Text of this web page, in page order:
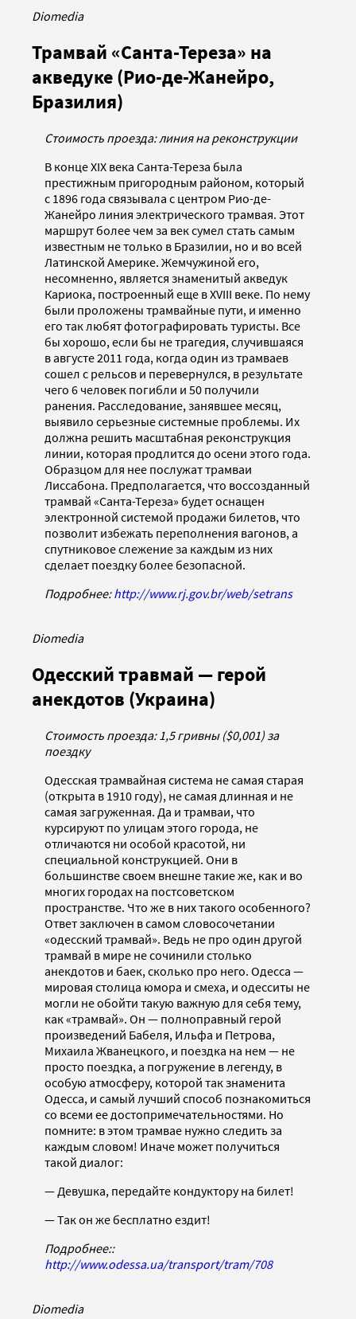
Diomedia
Трамвай «Санта-Тереза» на
акведуке (Рио-де-Жанейро,
Бразилия)
Стоимость проезда: линия на реконструкции
В конце XIX века Санта-Тереза была
престижным пригородным районом, который
с 1896 года связывала с центром Рио-де-
Жанейро линия электрического трамвая. Этот
маршрут более чем за век сумел стать самым
известным не только в Бразилии, но и во всей
Латинской Америке. Жемчужиной его,
несомненно, является знаменитый акведук
Кариока, построенный еще в XVIII веке. По нему
были проложены трамвайные пути, и именно
его так любят фотографировать туристы. Все
бы хорошо, если бы не трагедия, случившаяся
в августе 2011 года, когда один из трамваев
сошел с рельсов и перевернулся, в результате
чего 6 человек погибли и 50 получили
ранения. Расследование, занявшее месяц,
выявило серьезные системные проблемы. Их
должна решить масштабная реконструкция
линии, которая продлится до осени этого года.
Образцом для нее послужат трамваи
Лиссабона. Предполагается, что воссозданный
трамвай «Санта-Тереза» будет оснащен
электронной системой продажи билетов, что
позволит избежать переполнения вагонов, а
спутниковое слежение за каждым из них
сделает поездку более безопасной.
Подробнее:http://www.rj.gov.br/web/setrans
Diomedia
Одесский травмай — герой
анекдотов (Украина)
Стоимость проезда: 1,5 гривны ($0,001) за
поездку
Одесская трамвайная система не самая старая
(открыта в 1910 году), не самая длинная и не
самая загруженная. Да и трамваи, что
курсируют по улицам этого города, не
отличаются ни особой красотой, ни
специальной конструкцией. Они в
большинстве своем внешне такие же, как и во
многих городах на постсоветском
пространстве. Что же в них такого особенного?
Ответ заключен в самом словосочетании
«одесский трамвай». Ведь не про один другой
трамвай в мире не сочинили столько
анекдотов и баек, сколько про него. Одесса —
мировая столица юмора и смеха, и одесситы не
могли не обойти такую важную для себя тему,
как «трамвай». Он — полноправный герой
произведений Бабеля, Ильфа и Петрова,
Михаила Жванецкого, и поездка на нем — не
просто поездка, а погружение в легенду, в
особую атмосферу, которой так знаменита
Одесса, и самый лучший способ познакомиться
со всеми ее достопримечательностями. Но
помните: в этом трамвае нужно следить за
каждым словом! Иначе может получиться
такой диалог:
— Девушка, передайте кондуктору на билет!
— Так он же бесплатно ездит!
Подробнее::
http://www.odessa.ua/transport/tram/708
Diomedia